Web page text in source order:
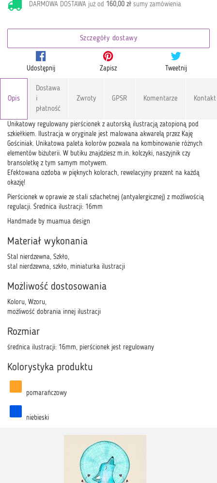
DARMOWA DOSTAWA już od 160,00 zł sumy zamówienia
Szczegóły dostawy
Udostępnij Zapisz Tweetnij
Opis
Dostawa
i
płatność
Zwroty GPSR Komentarze Kontakt
Unikatowy regulowany pierścionek z autorską ilustracją zatopioną pod
szkiełkiem. Ilustracja w oryginale jest malowana akwarelą przez Kaję
Gościniak. Unikatowa paleta kolorów pozwala na kombinowanie różnych
elementów biżuterii. W butiku znajdziesz m.in. kolczyki, naszyjnik czy
bransoletkę z tym samym motywem.
Efektowana ozdoba w pięknych kolorach, rewelacyjny prezent na każdą
okazję!
Pierścionek w oprawie ze stali szlachetnej (antyalergicznej) z możliwością
regulacji. Średnica ilustracji: 16mm
Handmade by muamua design
Materiał wykonania
Stal nierdzewna, Szkło,
stal nierdzewna, szkło, miniaturka ilustracji
Możliwość dostosowania
Koloru, Wzoru,
możliwość dobrania innej ilustracji
Rozmiar
średnica ilustracji: 16mm, pierścionek jest regulowany
Kolorystyka produktu
pomarańczowy
niebieski